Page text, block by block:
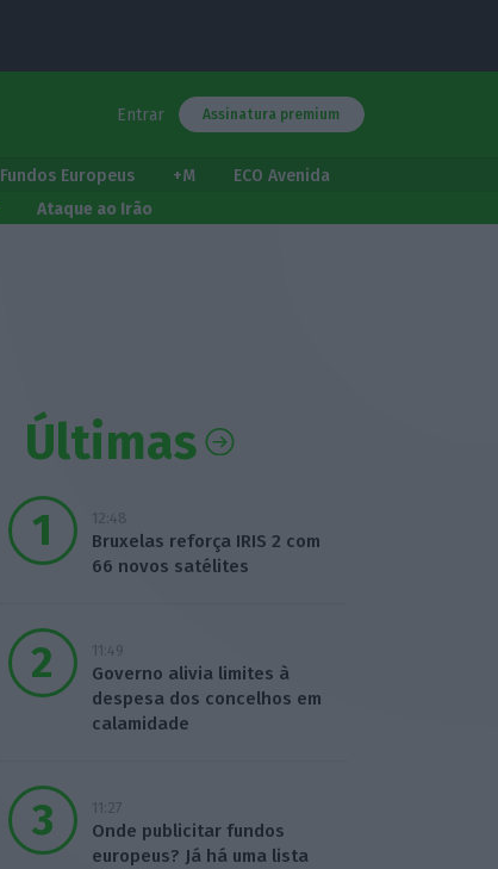
Entrar Assinatura premium
Fundos Europeus +M
ECO Avenida
Ataque ao Irão
Últimas
12:48
Bruxelas reforça IRIS 2 com
66 novos satélites
11:49
Governo alivia limites à
despesa dos concelhos em
calamidade
11:27
Onde publicitar fundos
europeus? Já há uma lista